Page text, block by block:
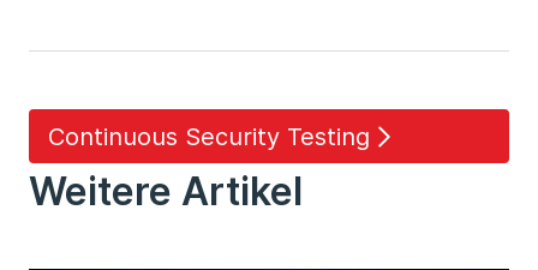
Continuous Security Testing
Weitere Artikel